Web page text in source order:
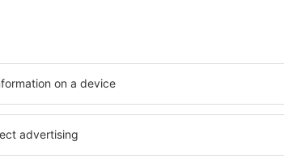
Bruxelles
Plecare din Iași
37